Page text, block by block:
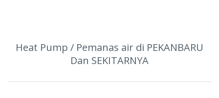
Heat Pump / Pemanas air di PEKANBARU
Dan SEKITARNYA